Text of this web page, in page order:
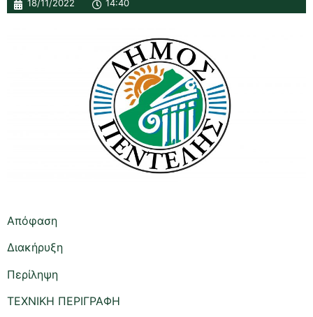
18/11/2022
14:40
Απόφαση
Διακήρυξη
Περίληψη
ΤΕΧΝΙΚΗ ΠΕΡΙΓΡΑΦΗ